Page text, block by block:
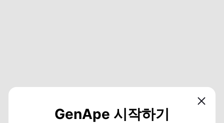
GenApe 시작하기